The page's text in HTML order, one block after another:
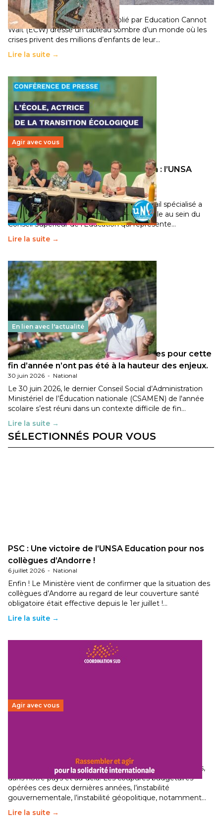
11 juillet 2026- National
Un nouveau rapport mondial publié par Education Cannot
Wait (ECW) dresse un tableau sombre d’un monde où les
crises privent des millions d’enfants de leur…
Lire la suite →
Agir avec vous
Transition écologique de l’éducation : l’UNSA
Éducation fait bouger les lignes
30 juin 2026-National
Pendant plusieurs mois, un groupe de travail spécialisé a
travaillé sur la transition écologique de l’Ecole au sein du
Conseil Supérieur de l’Éducation qui représente…
Lire la suite →
En lien avec l'actualité
Les décisions ministérielles attendues pour cette
fin d’année n’ont pas été à la hauteur des enjeux.
30 juin 2026 - National
Le 30 juin 2026, le dernier Conseil Social d’Administration
Ministériel de l’Éducation nationale (CSAMEN) de l'année
scolaire s’est réuni dans un contexte difficile de fin…
Lire la suite →
SÉLECTIONNÉS POUR VOUS
PSC : Une victoire de l’UNSA Education pour nos
collègues d’Andorre !
6 juillet 2026 - National
Enfin ! Le Ministère vient de confirmer que la situation des
collègues d’Andorre au regard de leur couverture santé
obligatoire était effective depuis le 1er juillet !…
Lire la suite →
Agir avec vous
Le secteur humanitaire connaît des difficultés profondes,
dans notre pays et au-delà. Les coupures budgétaires
opérées ces deux dernières années, l’instabilité
gouvernementale, l’instabilité géopolitique, notamment…
Lire la suite →